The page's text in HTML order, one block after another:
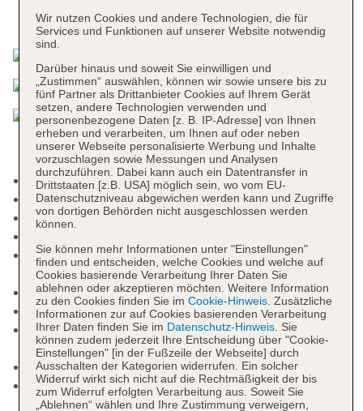
Das bietet Ihre Unterkunft
Adults-only-Bereich
Nichtraucherhotel, Raucherbereich
Check-in Zeit ab 15:00 Uhr
Rezeption: Sprachen: englisch, spanisch,
Geldwechsel möglich
Lift
Geldautomat in der Unterkunft
Gartenanlage, begrünter Innenhof,
Sonnenterrasse
Pools: 8
Kinderpool: ohne Gebühr, bei All Inclusive
inklusive, Outdoor, flach abfallend,
Wir nutzen Cookies und andere Technologien, die für
Services und Funktionen auf unserer Website notwendig
sind.
Darüber hinaus und soweit Sie einwilligen und
„Zustimmen“ auswählen, können wir sowie unsere bis zu
fünf Partner als Drittanbieter Cookies auf Ihrem Gerät
setzen, andere Technologien verwenden und
personenbezogene Daten [z. B. IP-Adresse] von Ihnen
erheben und verarbeiten, um Ihnen auf oder neben
unserer Webseite personalisierte Werbung und Inhalte
vorzuschlagen sowie Messungen und Analysen
durchzuführen. Dabei kann auch ein Datentransfer in
Drittstaaten [z.B. USA] möglich sein, wo vom EU-
Datenschutzniveau abgewichen werden kann und Zugriffe
von dortigen Behörden nicht ausgeschlossen werden
können.
Sie können mehr Informationen unter "Einstellungen"
finden und entscheiden, welche Cookies und welche auf
Cookies basierende Verarbeitung Ihrer Daten Sie
ablehnen oder akzeptieren möchten. Weitere Information
zu den Cookies finden Sie im Cookie-Hinweis. Zusätzliche
Informationen zur auf Cookies basierenden Verarbeitung
Ihrer Daten finden Sie im Datenschutz-Hinweis. Sie
können zudem jederzeit Ihre Entscheidung über "Cookie-
Einstellungen" [in der Fußzeile der Webseite] durch
Ausschalten der Kategorien widerrufen. Ein solcher
Widerruf wirkt sich nicht auf die Rechtmäßigkeit der bis
zum Widerruf erfolgten Verarbeitung aus. Soweit Sie
„Ablehnen“ wählen und Ihre Zustimmung verweigern,